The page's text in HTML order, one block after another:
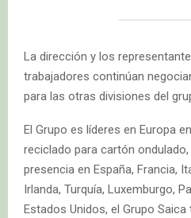
La dirección y los
trabajadores continúan
para las otras divisiones del
El Grupo es líderes en Europa
reciclado para cartón
presencia en España, Francia,
Irlanda, Turquía, Luxemburgo,
Estados Unidos, el Grupo